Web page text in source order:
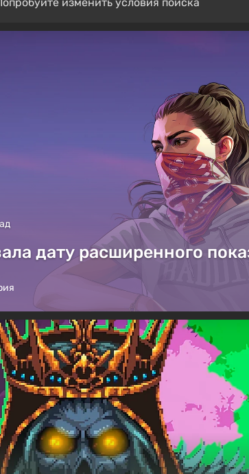
изменить условия поиска
дату расширенного